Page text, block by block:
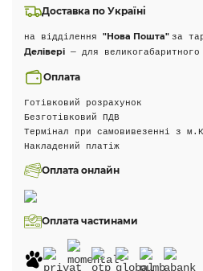
Доставка по Україні
на відділення "Нова Пошта" за
Делівері — для великогабаритного
Оплата
Готівковий розрахунок
Безготівковий ПДВ
Термінал при самовивезенні з
Накладений платіж
Оплата онлайн
Оплата частинами